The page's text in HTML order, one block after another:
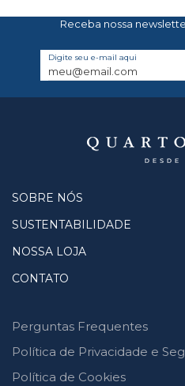
Receba nossa
Digite seu e-mail aqui
SOBRE NÓS
SUSTENTABILIDADE
NOSSA LOJA
CONTATO
Perguntas Frequentes
Política de Privacidade e
Política de Cookies